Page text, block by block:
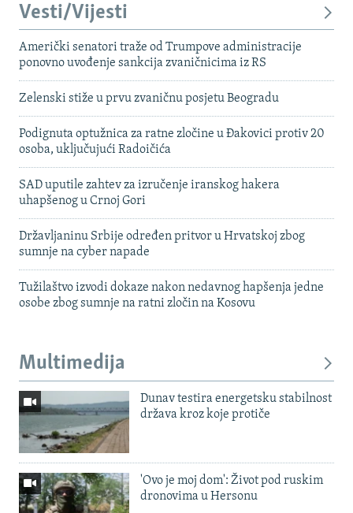
Vesti/Vijesti
Američki senatori traže od Trumpove administracije
ponovno uvođenje sankcija zvaničnicima iz RS
Zelenski stiže u prvu zvaničnu posjetu Beogradu
Podignuta optužnica za ratne zločine u Đakovici protiv 20
osoba, uključujući Radoičića
SAD uputile zahtev za izručenje iranskog hakera
uhapšenog u Crnoj Gori
Državljaninu Srbije određen pritvor u Hrvatskoj zbog
sumnje na cyber napade
Tužilaštvo izvodi dokaze nakon nedavnog hapšenja jedne
osobe zbog sumnje na ratni zločin na Kosovu
Multimedija
Dunav testira energetsku stabilnost
država kroz koje protiče
'Ovo je moj dom': Život pod ruskim
dronovima u Hersonu